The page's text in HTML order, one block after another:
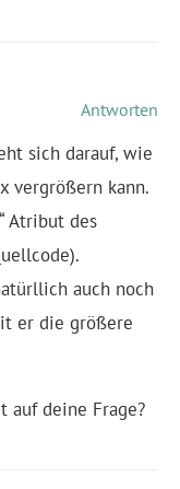
Antworten
sich darauf, wie
vergrößern kann.
Atribut des
auch noch
er die größere
auf deine Frage?